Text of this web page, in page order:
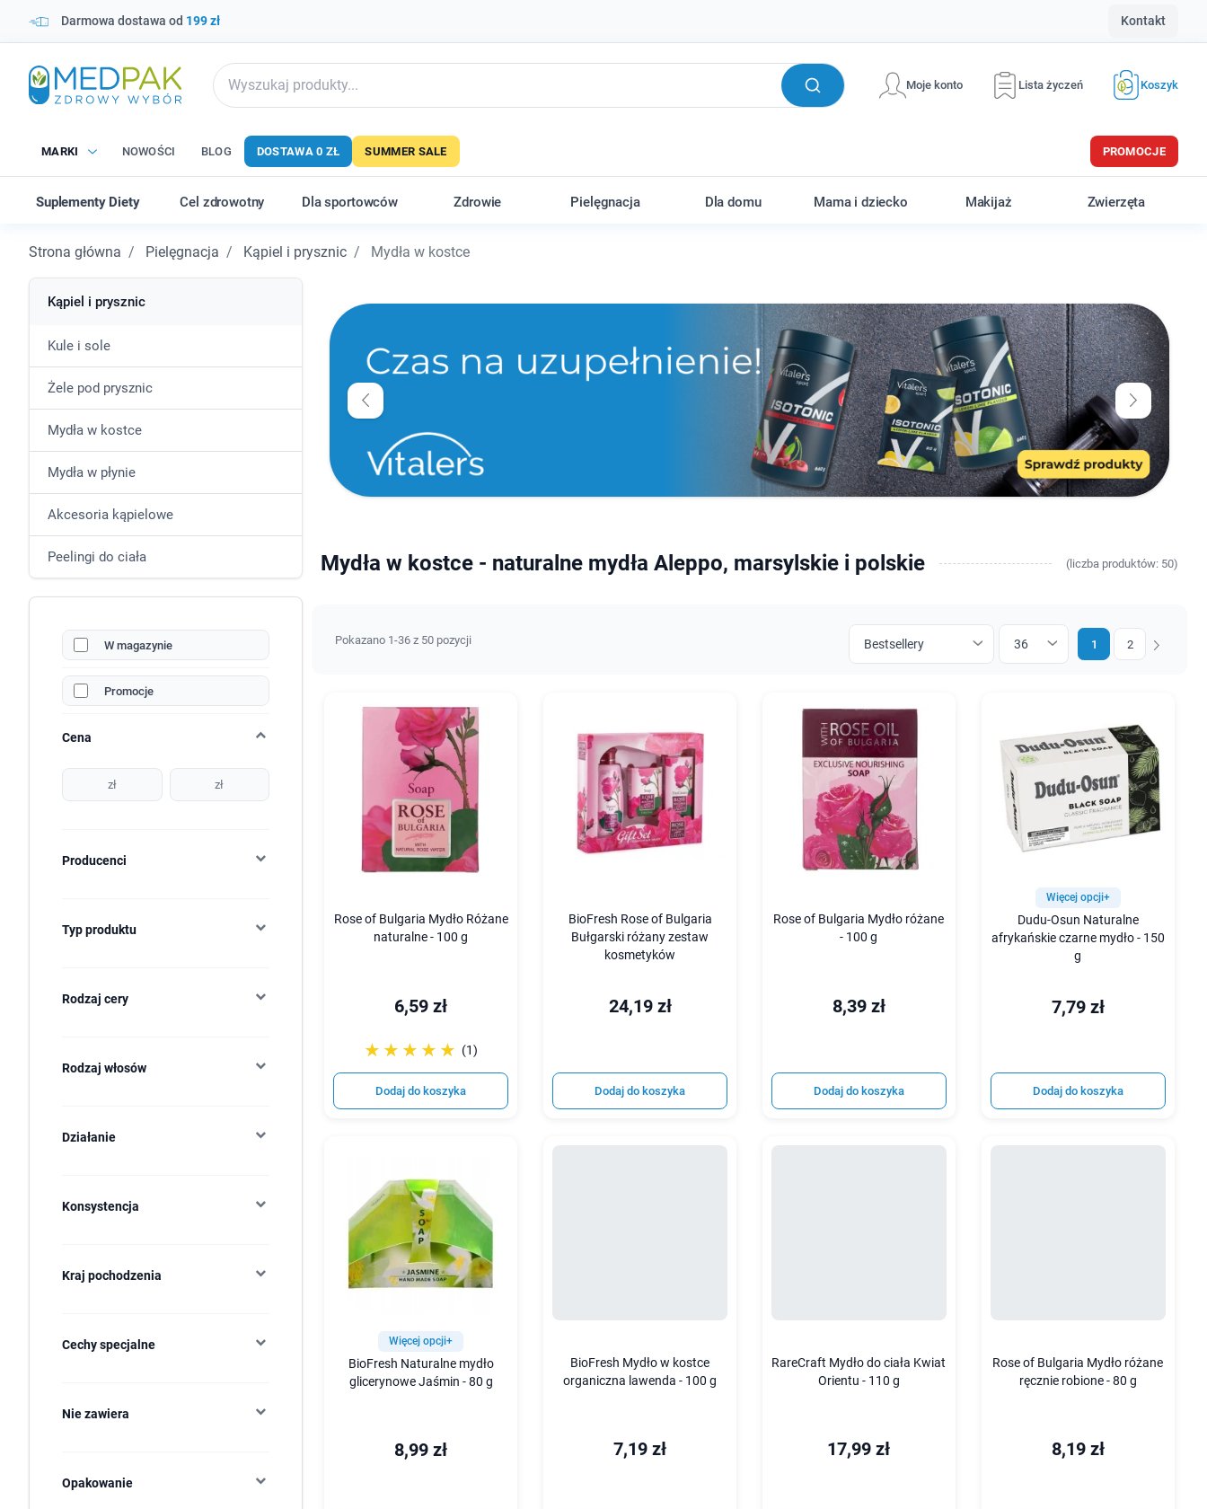
Darmowa dostawa od 199 zł Kontakt
Moje konto Lista życzeń Koszyk
MARKI NOWOŚCI BLOG DOSTAWA 0 ZŁ SUMMER SALE PROMOCJE
Suplementy Diety Cel zdrowotny Dla sportowców Zdrowie Pielęgnacja Dla domu Mama i dziecko Makijaż Zwierzęta
Strona główna Pielęgnacja Kąpiel i prysznic Mydła w kostce
Kąpiel i prysznic
Kule i sole
Żele pod prysznic
Mydła w kostce
Mydła w płynie
Akcesoria kąpielowe
Peelingi do ciała
W magazynie
Promocje
Cena
zł zł
Producenci
Typ produktu
Rodzaj cery
Rodzaj włosów
Działanie
Konsystencja
Kraj pochodzenia
Cechy specjalne
Nie zawiera
Opakowanie
Mydła w kostce - naturalne mydła Aleppo, marsylskie i polskie ( liczba produktów: 50)
Pokazano 1-36 z 50 pozycji 1 2 Następny
Rose of Bulgaria Mydło Różane
naturalne - 100 g
6,59 zł
☆☆☆☆☆
★★★★★ (1)
Dodaj do koszyka
BioFresh Rose of Bulgaria
Bułgarski różany zestaw
kosmetyków
24,19 zł
Dodaj do koszyka
Rose of Bulgaria Mydło różane
- 100 g
8,39 zł
Dodaj do koszyka
Więcej opcji+
Dudu-Osun Naturalne
afrykańskie czarne mydło - 150
g
7,79 zł
Dodaj do koszyka
Więcej opcji+
BioFresh Naturalne mydło
glicerynowe Jaśmin - 80 g
8,99 zł
BioFresh Mydło w kostce
organiczna lawenda - 100 g
7,19 zł
RareCraft Mydło do ciała Kwiat
Orientu - 110 g
17,99 zł
Rose of Bulgaria Mydło różane
ręcznie robione - 80 g
8,19 zł